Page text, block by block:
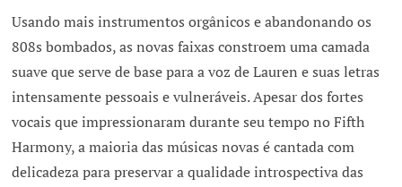
Usando mais instrumentos orgânicos e abandonando os
808s bombados, as novas faixas constroem uma camada
suave que serve de base para a voz de Lauren e suas letras
intensamente pessoais e vulneráveis. Apesar dos fortes
vocais que impressionaram durante seu tempo no Fifth
Harmony, a maioria das músicas novas é cantada com
delicadeza para preservar a qualidade introspectiva das